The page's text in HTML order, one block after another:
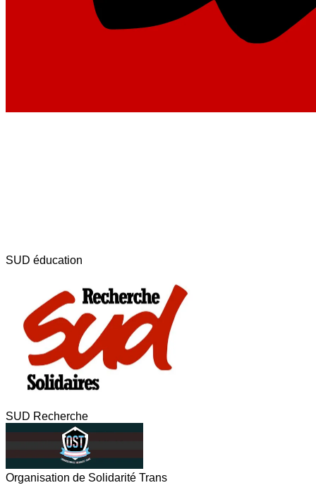
SUD éducation
SUD Recherche
Organisation de Solidarité Trans